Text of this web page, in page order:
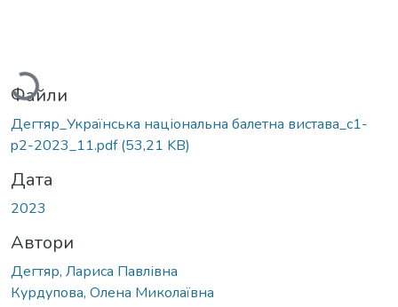
Вантажиться...
Файли
Дегтяр_Українська національна балетна вистава_c1-
p2-2023_11.pdf(53,21 KB)
Дата
2023
Автори
Дегтяр, Лариса Павлівна
Курдупова, Олена Миколаївна